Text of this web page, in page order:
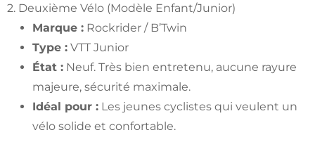
2. Deuxième Vélo (Modèle Enfant/Junior)
Marque : Rockrider / B’Twin
Type : VTT Junior
État : Neuf. Très bien entretenu, aucune rayure
majeure, sécurité maximale.
Idéal pour : Les jeunes cyclistes qui veulent un
vélo solide et confortable.